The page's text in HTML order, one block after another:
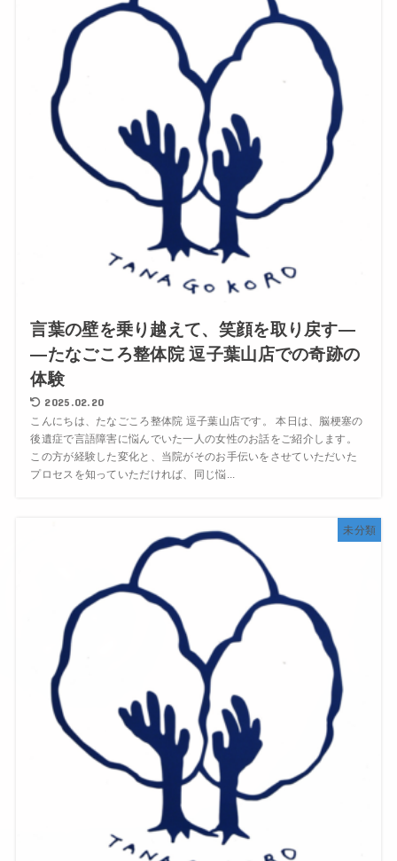
言葉の壁を乗り越えて、笑顔を取り戻す―
―たなごころ整体院 逗子葉山店での奇跡の
体験
2025.02.20
こんにちは、たなごころ整体院 逗子葉山店です。 本日は、脳梗塞の
後遺症で言語障害に悩んでいた一人の女性のお話をご紹介します。
この方が経験した変化と、当院がそのお手伝いをさせていただいた
プロセスを知っていただければ、同じ悩...
未分類